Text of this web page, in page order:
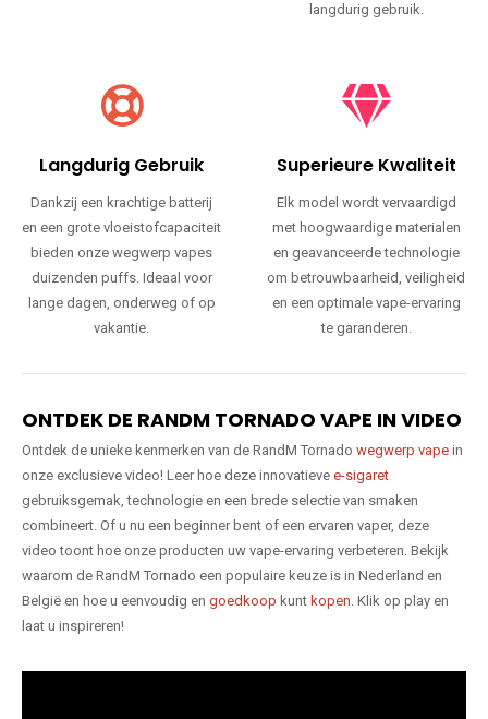
langdurig gebruik.
Langdurig Gebruik
Dankzij een krachtige batterij
en een grote vloeistofcapaciteit
bieden onze wegwerp vapes
duizenden puffs. Ideaal voor
lange dagen, onderweg of op
vakantie.
Superieure Kwaliteit
Elk model wordt vervaardigd
met hoogwaardige materialen
en geavanceerde technologie
om betrouwbaarheid, veiligheid
en een optimale vape-ervaring
te garanderen.
ONTDEK DE RANDM TORNADO VAPE IN VIDEO
Ontdek de unieke kenmerken van de RandM Tornado wegwerp vape in
onze exclusieve video! Leer hoe deze innovatieve e-sigaret
gebruiksgemak, technologie en een brede selectie van smaken
combineert. Of u nu een beginner bent of een ervaren vaper, deze
video toont hoe onze producten uw vape-ervaring verbeteren. Bekijk
waarom de RandM Tornado een populaire keuze is in Nederland en
België en hoe u eenvoudig en goedkoop kunt kopen. Klik op play en
laat u inspireren!